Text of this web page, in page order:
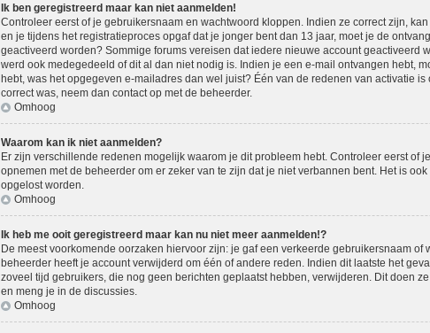
Ik ben geregistreerd maar kan niet aanmelden!
Controleer eerst of je gebruikersnaam en wachtwoord kloppen. Indien ze correct zijn,
en je tijdens het registratieproces opgaf dat je jonger bent dan 13 jaar, moet je de
geactiveerd worden? Sommige forums vereisen dat iedere nieuwe account geactiveerd
werd ook medegedeeld of dit al dan niet nodig is. Indien je een e-mail ontvangen hebt,
hebt, was het opgegeven e-mailadres dan wel juist? Één van de redenen van activatie
correct was, neem dan contact op met de beheerder.
Omhoog
Waarom kan ik niet aanmelden?
Er zijn verschillende redenen mogelijk waarom je dit probleem hebt. Controleer eerst
opnemen met de beheerder om er zeker van te zijn dat je niet verbannen bent. Het is
opgelost worden.
Omhoog
Ik heb me ooit geregistreerd maar kan nu niet meer aanmelden!?
De meest voorkomende oorzaken hiervoor zijn: je gaf een verkeerde gebruikersnaam
beheerder heeft je account verwijderd om één of andere reden. Indien dit laatste het
zoveel tijd gebruikers, die nog geen berichten geplaatst hebben, verwijderen. Dit doen
en meng je in de discussies.
Omhoog